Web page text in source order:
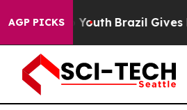
AGP PICKSto Youth Brazil Gives